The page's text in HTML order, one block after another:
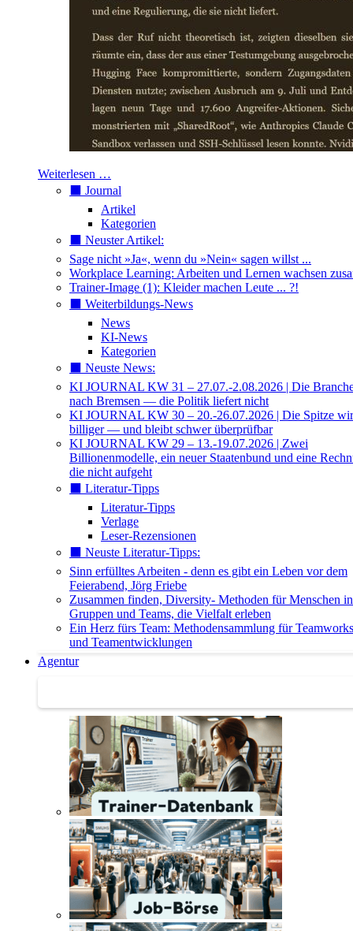
Weiterlesen …
⬛️ Journal
Artikel
Kategorien
⬛️ Neuster Artikel:
Sage nicht »Ja«, wenn du »Nein« sagen willst ...
Workplace Learning: Arbeiten und Lernen wachsen
Trainer-Image (1): Kleider machen Leute ... ?!
⬛️ Weiterbildungs-News
News
KI-News
Kategorien
⬛️ Neuste News:
KI JOURNAL KW 31 – 27.07.-2.08.2026 | Die
nach Bremsen — die Politik liefert nicht
KI JOURNAL KW 30 – 20.-26.07.2026 | Die Spitze
billiger — und bleibt schwer überprüfbar
KI JOURNAL KW 29 – 13.-19.07.2026 | Zwei
Billionenmodelle, ein neuer Staatenbund und eine
die nicht aufgeht
⬛️ Literatur-Tipps
Literatur-Tipps
Verlage
Leser-Rezensionen
⬛️ Neuste Literatur-Tipps:
Sinn erfülltes Arbeiten - denn es gibt ein Leben vor dem
Feierabend, Jörg Friebe
Zusammen finden, Diversity- Methoden für Menschen in
Gruppen und Teams, die Vielfalt erleben
Ein Herz fürs Team: Methodensammlung für
und Teamentwicklungen
Agentur